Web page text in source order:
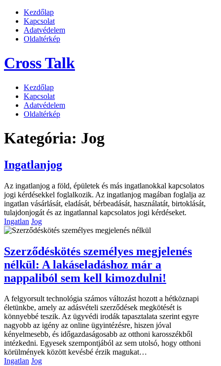
Kezdőlap
Kapcsolat
Adatvédelem
Oldaltérkép
Cross Talk
Kezdőlap
Kapcsolat
Adatvédelem
Oldaltérkép
Kategória: Jog
Ingatlanjog
Az ingatlanjog a föld, épületek és más ingatlanokkal kapcsolatos
jogi kérdésekkel foglalkozik. Az ingatlanjog magában foglalja az
ingatlan vásárlását, eladását, bérbeadását, használatát, birtoklását,
tulajdonjogát és az ingatlannal kapcsolatos jogi kérdéseket.
Ingatlan Jog
Szerződéskötés személyes megjelenés
nélkül: A lakáseladáshoz már a
nappaliból sem kell kimozdulni!
A felgyorsult technológia számos változást hozott a hétköznapi
életünkbe, amely az adásvételi szerződések megkötését is
könnyebbé teszik. Az ügyvédi irodák tapasztalata szerint egyre
nagyobb az igény az online ügyintézésre, hiszen jóval
kényelmesebb, és időgazdaságosabb az otthoni karosszékből
intézkedni. Egyesek szempontjából az sem utolsó, hogy otthoni
körülmények között kevésbé érzik magukat…
Ingatlan Jog